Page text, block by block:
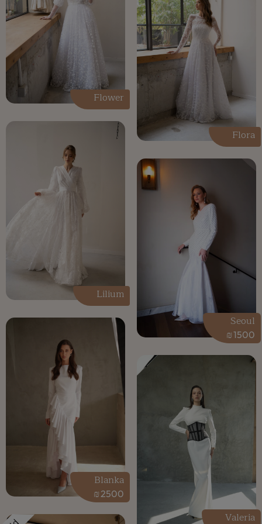
Flora
Flower
1500
₪
Seoul
Lilium
Valeria
2500
₪
Blanka